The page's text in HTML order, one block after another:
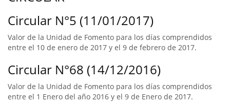
Circular N°5 (11/01/2017)
Valor de la Unidad de Fomento para los días comprendidos
entre el 10 de enero de 2017 y el 9 de febrero de 2017.
Circular N°68 (14/12/2016)
Valor de la Unidad de Fomento para los días comprendidos
entre el 1 Enero del año 2016 y el 9 de Enero de 2017.